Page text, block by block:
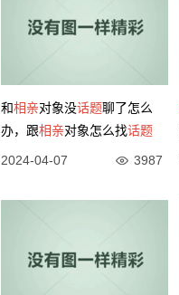
和相亲对象没话题聊了怎么
办，跟相亲对象怎么找话题
2024-04-07 3987